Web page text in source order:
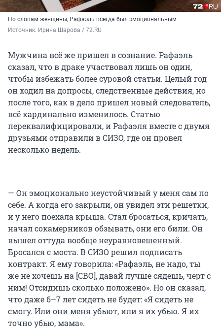
По словам женщины, Рафаэль всегда был эмоциональным
Источник: Ирина Шарова / 72.RU
Мужчина всё же пришел в сознание. Рафаэль
сказал, что в драке участвовал лишь он один,
чтобы избежать более суровой статьи. Целый год
он ходил на допросы, следственные действия, но
после того, как в дело пришел новый следователь,
всё кардинально изменилось. Статью
переквалифицировали, и Рафаэля вместе с двумя
друзьями отправили в СИЗО, где он провел
несколько недель.
— Он эмоционально неустойчивый у меня сам по
себе. А когда его закрыли, он увидел эти решетки,
и у него поехала крыша. Стал бросаться, кричать,
начал сокамерников обзывать, они его били. Он
вышел оттуда вообще неуравновешенный.
Бросался с моста. В СИЗО решил подписать
контракт. Я ему говорила: «Рафаэль, не надо, ты
же не хочешь на [СВО], давай лучше сядешь, черт с
ним! Отсидишь сколько положено». Но он сказал,
что даже 6–7 лет сидеть не будет: «Я сидеть не
смогу. Или они меня убьют, или я их убью. Я их
точно убью, мама».